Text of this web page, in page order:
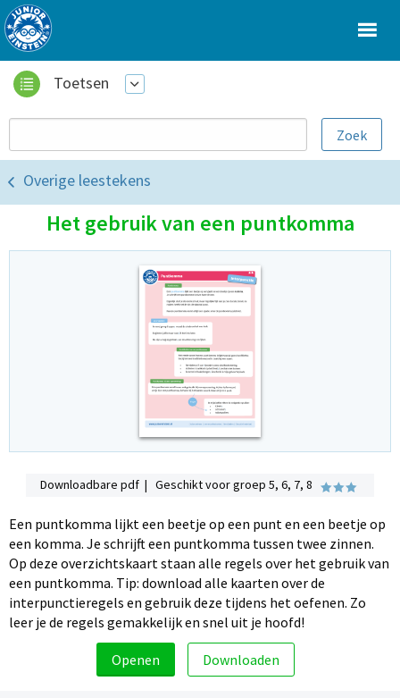
Toetsen
Overige leestekens
Het gebruik van een puntkomma
Downloadbare pdf | Geschikt voor groep 5, 6, 7, 8
Een puntkomma lijkt een beetje op een punt en een beetje op
een komma. Je schrijft een puntkomma tussen twee zinnen.
Op deze overzichtskaart staan alle regels over het gebruik van
een puntkomma. Tip: download alle kaarten over de
interpunctieregels en gebruik deze tijdens het oefenen. Zo
leer je de regels gemakkelijk en snel uit je hoofd!
Openen Downloaden